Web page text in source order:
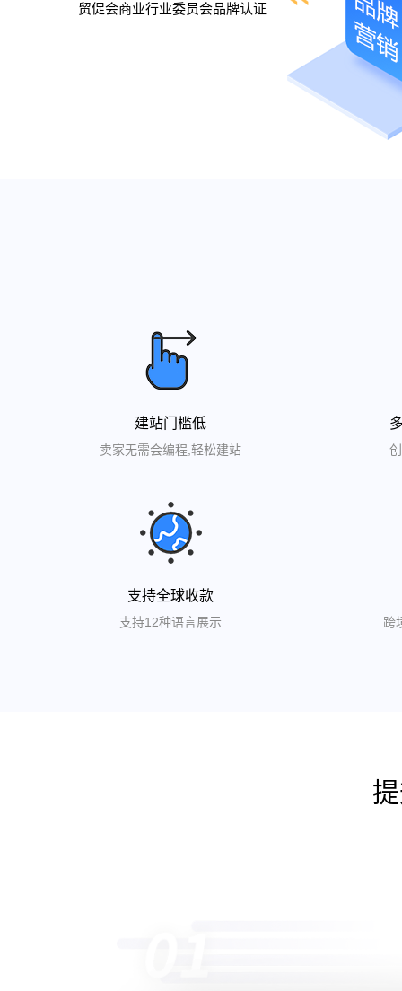
贸促会商业行业委员会品牌认证
建站门槛低
卖家无需会编程,轻松建站
支持全球收款
支持12种语言展示 跨